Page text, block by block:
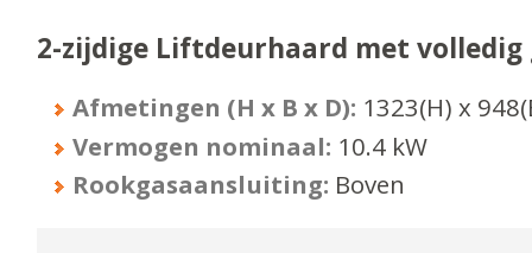
2-zijdige Liftdeurhaard met volledig
Afmetingen (H x B x D): 1323(H) x 948
Vermogen nominaal: 10.4 kW
Rookgasaansluiting: Boven